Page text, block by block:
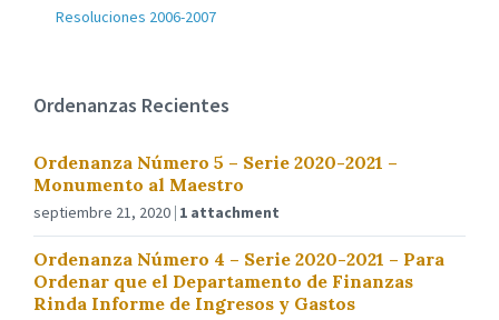
Resoluciones 2006-2007
Ordenanzas Recientes
Ordenanza Número 5 – Serie 2020-2021 –
Monumento al Maestro
septiembre 21, 2020 1 attachment
Ordenanza Número 4 – Serie 2020-2021 – Para
Ordenar que el Departamento de Finanzas
Rinda Informe de Ingresos y Gastos